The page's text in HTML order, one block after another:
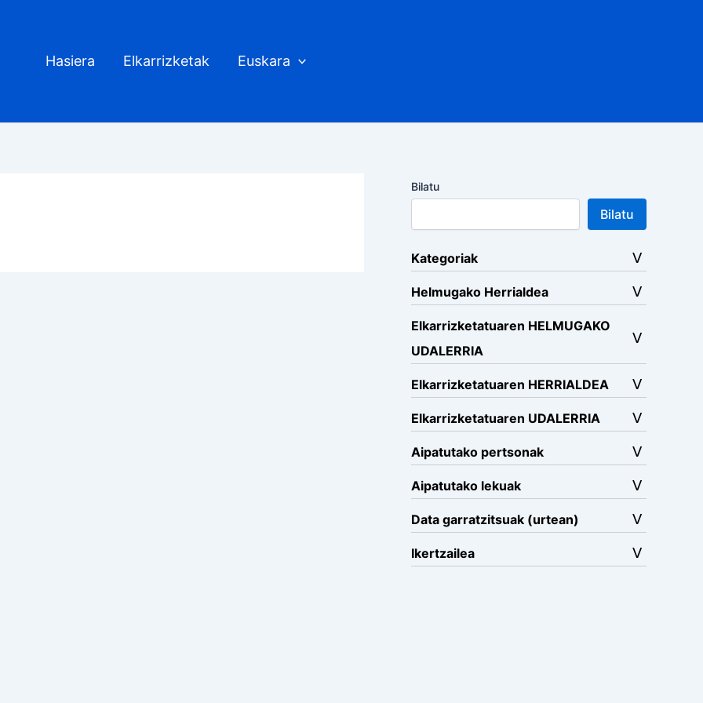
Hasiera Elkarrizketak Euskara
Bilatu
Bilatu
Kategoriak
Helmugako Herrialdea
Elkarrizketatuaren HELMUGAKO
UDALERRIA
Elkarrizketatuaren HERRIALDEA
Elkarrizketatuaren UDALERRIA
Aipatutako pertsonak
Aipatutako lekuak
Data garratzitsuak (urtean)
Ikertzailea